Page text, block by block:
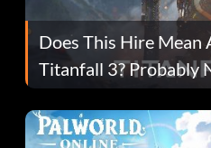
Does This Hire Mean
Titanfall 3? Probably
Fans Are Hopeful